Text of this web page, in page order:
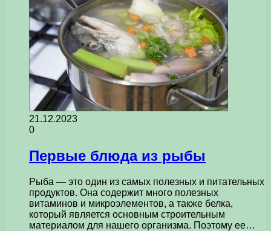
21.12.2023
0
Первые блюда из рыбы
Рыба — это один из самых полезных и питательных
продуктов. Она содержит много полезных
витаминов и микроэлементов, а также белка,
который является основным строительным
материалом для нашего организма. Поэтому ее…